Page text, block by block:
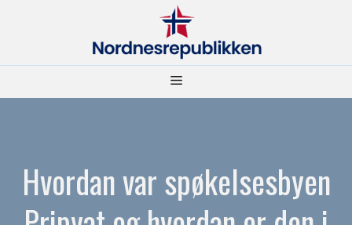
Meny
Hvordan var spøkelsesbyen